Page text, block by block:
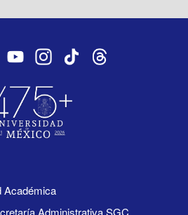
Académica
Administrativa SGC